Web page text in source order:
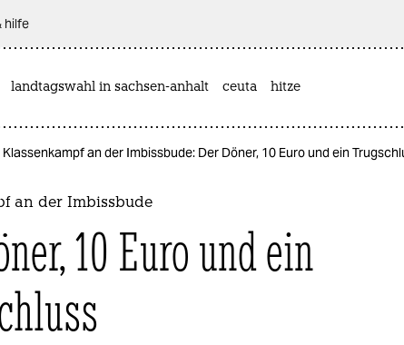
hilfe
landtagswahl in sachsen-anhalt ceuta hitze
Klassenkampf an der Imbissbude: Der Döner, 10 Euro und ein
an der Imbissbude
10 Euro und ein